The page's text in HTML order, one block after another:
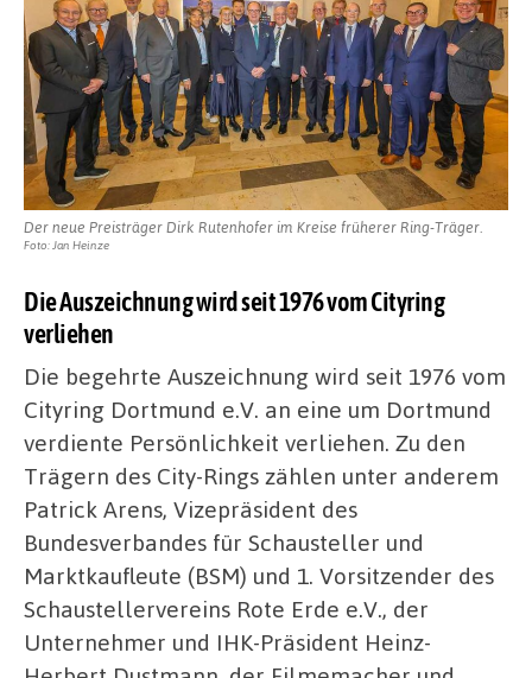
Der neue Preisträger Dirk Rutenhofer im Kreise früherer Ring-Träger.
Foto: Jan Heinze
Die Auszeichnung wird seit 1976 vom Cityring
verliehen
Die begehrte Auszeichnung wird seit 1976 vom
Cityring Dortmund e.V. an eine um Dortmund
verdiente Persönlichkeit verliehen. Zu den
Trägern des City-Rings zählen unter anderem
Patrick Arens, Vizepräsident des
Bundesverbandes für Schausteller und
Marktkaufleute (BSM) und 1. Vorsitzender des
Schaustellervereins Rote Erde e.V., der
Unternehmer und IHK-Präsident Heinz-